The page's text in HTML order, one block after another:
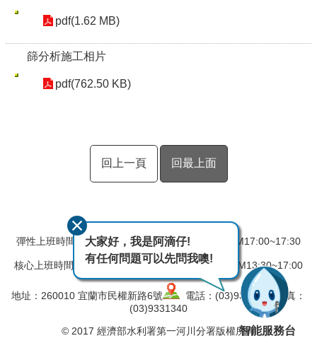
pdf(1.62 MB)
篩分析施工相片
pdf(762.50 KB)
回上一頁 回最上面
彈性上班時間：AM08:00~08:30 彈性下班時間：PM17:00~17:30
核心上班時間：星期一 ~ 星期五 AM08:30~12:30 PM13:30~17:00
地址：260010 宜蘭市民權新路6號
電話：(03)9324031 傳真：
(03)9331340
© 2017 經濟部水利署第一河川分署版權所有
大家好，我是阿滴仔!
有任何問題可以先問我噢!
智能服務台